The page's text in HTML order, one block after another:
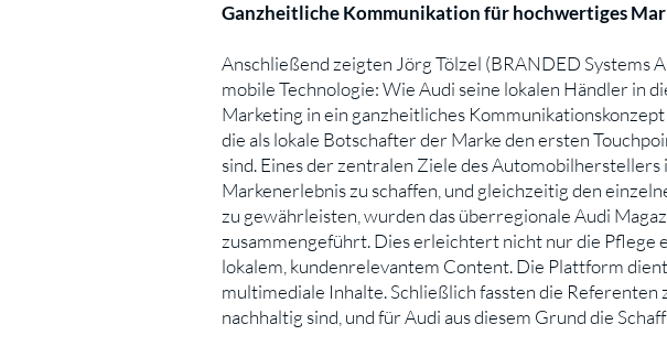
Ganzheitliche Kommunikation für hochwertiges
Anschließend zeigten Jörg Tölzel (BRANDED Systems
mobile Technologie: Wie Audi seine lokalen Händler in
Marketing in ein ganzheitliches
die als lokale Botschafter der Marke den ersten
sind. Eines der zentralen Ziele des
Markenerlebnis zu schaffen, und gleichzeitig den
zu gewährleisten, wurden das überregionale Audi
zusammengeführt. Dies erleichtert nicht nur die Pflege
lokalem, kundenrelevantem Content. Die Plattform
multimediale Inhalte. Schließlich fassten die Referenten
nachhaltig sind, und für Audi aus diesem Grund die